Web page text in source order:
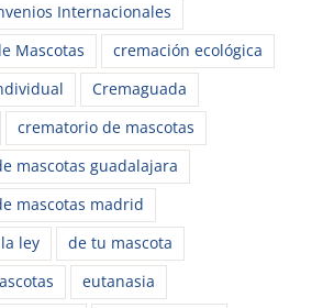
Internacionales
Mascotas
cremación ecológica
Cremaguada
crematorio de mascotas
mascotas guadalajara
mascotas madrid
ley
de tu mascota
eutanasia